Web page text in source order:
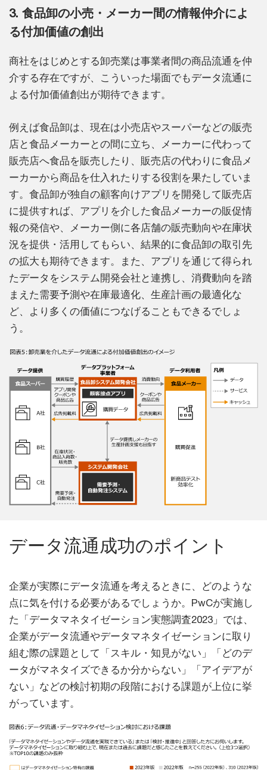
3. 食品卸の小売・メーカー間の情報仲介によ
る付加価値の創出
商社をはじめとする卸売業は事業者間の商品流通を仲
介する存在ですが、こういった場面でもデータ流通に
よる付加価値創出が期待できます。
例えば食品卸は、現在は小売店やスーパーなどの販売
店と食品メーカーとの間に立ち、メーカーに代わって
販売店へ食品を販売したり、販売店の代わりに食品メ
ーカーから商品を仕入れたりする役割を果たしていま
す。食品卸が独自の顧客向けアプリを開発して販売店
に提供すれば、アプリを介した食品メーカーの販促情
報の発信や、メーカー側に各店舗の販売動向や在庫状
況を提供・活用してもらい、結果的に食品卸の取引先
の拡大も期待できます。また、アプリを通じて得られ
たデータをシステム開発会社と連携し、消費動向を踏
まえた需要予測や在庫最適化、生産計画の最適化な
ど、より多くの価値につなげることもできるでしょ
う。
データ流通成功のポイント
企業が実際にデータ流通を考えるときに、どのような
点に気を付ける必要があるでしょうか。PwCが実施し
た「データマネタイゼーション実態調査2023」では、
企業がデータ流通やデータマネタイゼーションに取り
組む際の課題として「スキル・知見がない」「どのデ
ータがマネタイズできるか分からない」「アイデアが
ない」などの検討初期の段階における課題が上位に挙
がっています。